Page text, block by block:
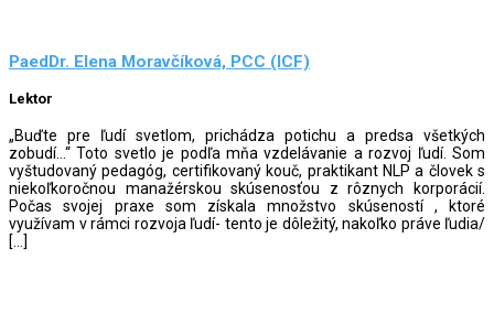
PaedDr. Elena Moravčíková, PCC (ICF)
Lektor
„Buďte pre ľudí svetlom, prichádza potichu a predsa všetkých
zobudí…“ Toto svetlo je podľa mňa vzdelávanie a rozvoj ľudí. Som
vyštudovaný pedagóg, certifikovaný kouč, praktikant NLP a človek s
niekoľkoročnou manažérskou skúsenosťou z rôznych korporácií.
Počas svojej praxe som získala množstvo skúseností , ktoré
využívam v rámci rozvoja ľudí- tento je dôležitý, nakoľko práve ľudia/
[…]